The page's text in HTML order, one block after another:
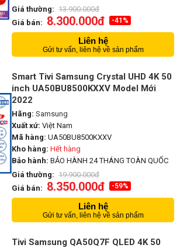
Giá thường: 13.900.000đ
Giá bán: 8.300.000đ -41%
Liên hệ
Gửi tư vấn, liên hệ về sản phẩm
Smart Tivi Samsung Crystal UHD 4K 50
inch UA50BU8500KXXV Model Mới
2022
Hãng: Samsung
Xuất xứ: Việt Nam
Mã hàng: UA50BU8500KXXV
Kho hàng: Hết hàng
Bảo hành: BẢO HÀNH 24 THÁNG TOÀN QUỐC
Giá thường: 19.900.000đ
Giá bán: 8.350.000đ -59%
Liên hệ
Gửi tư vấn, liên hệ về sản phẩm
Tivi Samsung QA50Q7F QLED 4K 50